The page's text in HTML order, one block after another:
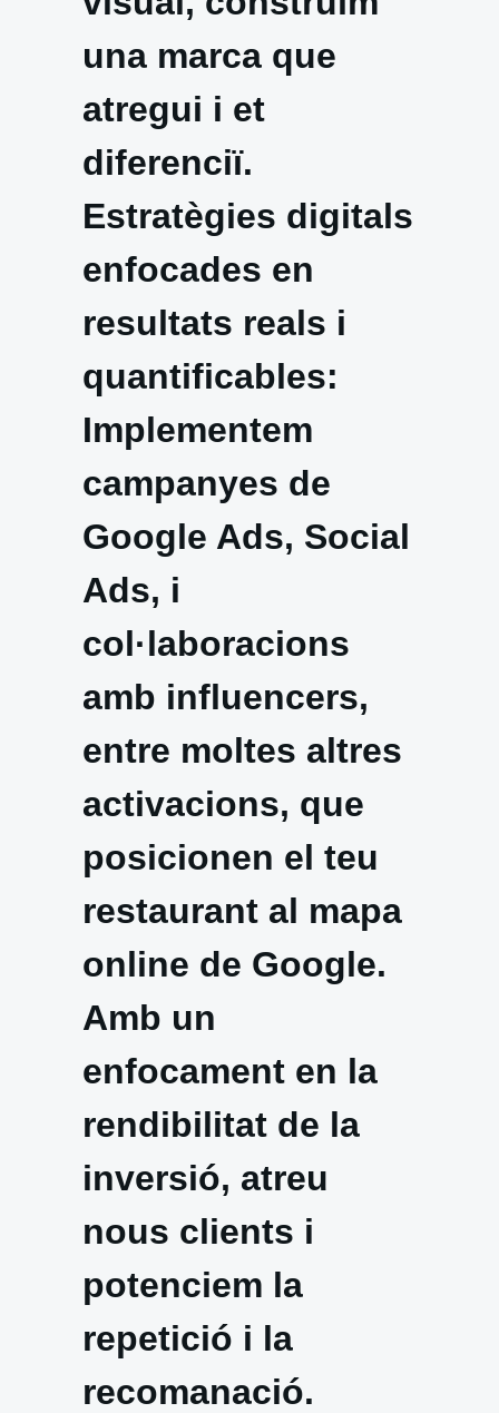
una marca que
atregui i et
diferenciï.
Estratègies digitals
enfocades en
resultats reals i
quantificables:
Implementem
campanyes de
Google Ads, Social
Ads, i
col·laboracions
amb influencers,
entre moltes altres
activacions, que
posicionen el teu
restaurant al mapa
online de Google.
Amb un
enfocament en la
rendibilitat de la
inversió, atreu
nous clients i
potenciem la
repetició i la
recomanació.